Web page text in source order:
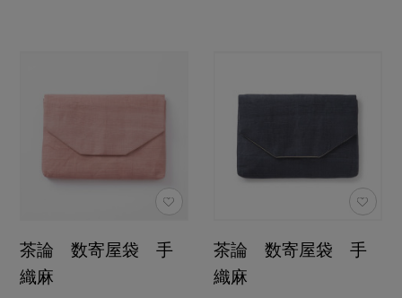
茶論 数寄屋袋 手
織麻
茶論 数寄屋袋 手
織麻